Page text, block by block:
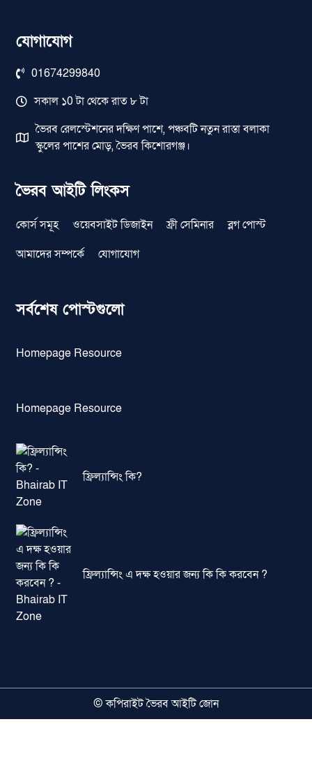
যোগাযোগ
01674299840
সকাল ১0 টা থেকে রাত ৮ টা
ভৈরব রেলস্টেশনের দক্ষিণ পাশে, পঞ্চবটি নতুন রাস্তা বলাকা
স্কুলের পাশের মোড়, ভৈরব কিশোরগঞ্জ।
ভৈরব আইটি লিংকস
কোর্স সমূহ ওয়েবসাইট ডিজাইন ফ্রী সেমিনার
ব্লগ পোস্ট
আমাদের সম্পর্কে
যোগাযোগ
সর্বশেষ পোস্টগুলো
Homepage Resource
Homepage Resource
ফ্রিল্যান্সিং কি?
ফ্রিল্যান্সিং এ দক্ষ হওয়ার জন্য কি কি করবেন ?
© কপিরাইট ভৈরব আইটি জোন